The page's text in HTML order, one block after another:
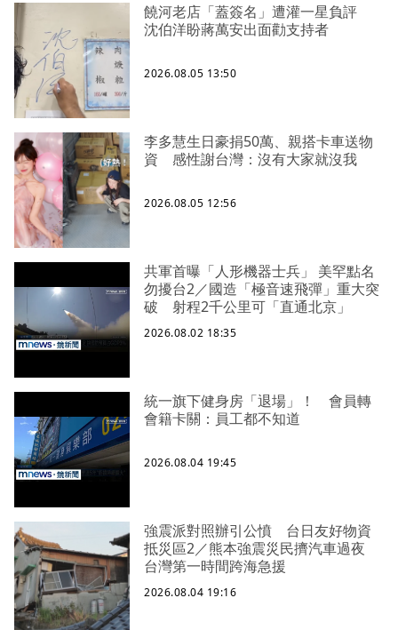
饒河老店「蓋簽名」遭灌一星負評
沈伯洋盼蔣萬安出面勸支持者
2026.08.05 13:50
李多慧生日豪捐50萬、親搭卡車送物
資 感性謝台灣：沒有大家就沒我
2026.08.05 12:56
共軍首曝「人形機器士兵」 美罕點名
勿擾台2／國造「極音速飛彈」重大突
破 射程2千公里可「直通北京」
2026.08.02 18:35
統一旗下健身房「退場」！ 會員轉
會籍卡關：員工都不知道
2026.08.04 19:45
強震派對照辦引公憤 台日友好物資
抵災區2／熊本強震災民擠汽車過夜
台灣第一時間跨海急援
2026.08.04 19:16